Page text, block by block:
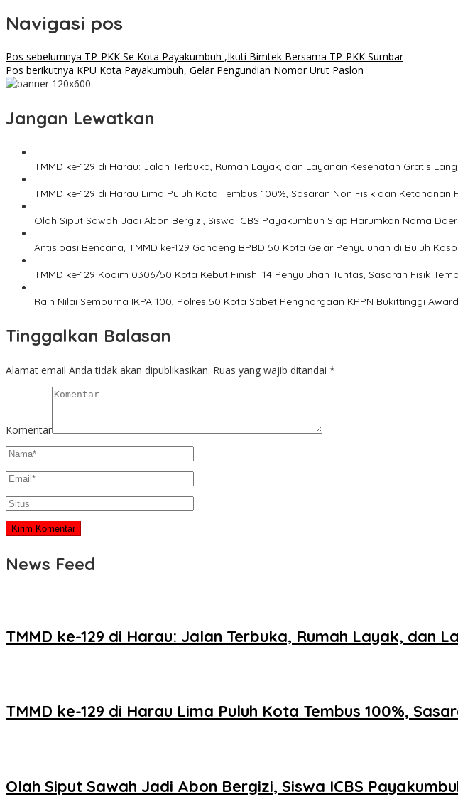
Navigasi pos
Pos sebelumnya TP-PKK Se Kota Payakumbuh ,Ikuti Bimtek Bersama TP-PKK Sumbar
Pos berikutnya KPU Kota Payakumbuh, Gelar Pengundian Nomor Urut Paslon
Jangan Lewatkan
TMMD ke-129 di Harau: Jalan Terbuka, Rumah Layak, dan Layanan Kesehatan Gratis
TMMD ke-129 di Harau Lima Puluh Kota Tembus 100%, Sasaran Non Fisik dan Ketahanan
Olah Siput Sawah Jadi Abon Bergizi, Siswa ICBS Payakumbuh Siap Harumkan Nama
Antisipasi Bencana, TMMD ke-129 Gandeng BPBD 50 Kota Gelar Penyuluhan di Buluh
TMMD ke-129 Kodim 0306/50 Kota Kebut Finish: 14 Penyuluhan Tuntas, Sasaran Fisik
Raih Nilai Sempurna IKPA 100, Polres 50 Kota Sabet Penghargaan KPPN Bukittinggi
Tinggalkan Balasan
Alamat email Anda tidak akan dipublikasikan. Ruas yang wajib ditandai *
Komentar
News Feed
TMMD ke-129 di Harau: Jalan Terbuka, Rumah Layak, dan
TMMD ke-129 di Harau Lima Puluh Kota Tembus 100%,
Olah Siput Sawah Jadi Abon Bergizi, Siswa ICBS